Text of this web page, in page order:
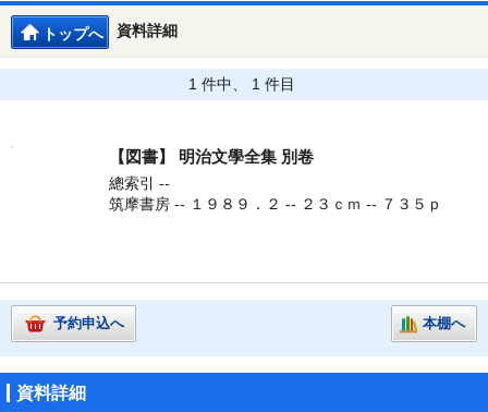
資料詳細
トップへ
1 件中、 1 件目
【図書】 明治文學全集 別卷
總索引 --
筑摩書房 -- １９８９．２ -- ２３ｃｍ -- ７３５ｐ
予約申込へ 本棚へ
資料詳細